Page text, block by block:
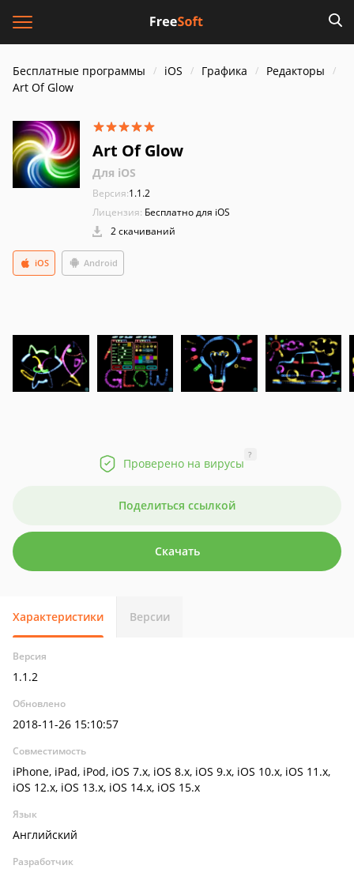
Бесплатные программы iOS Графика
Редакторы
Art Of Glow
Art Of Glow
Для iOS
Версия:1.1.2
Лицензия: Бесплатно для iOS
2 скачиваний
Android
iOS
Проверено на вирусы
?
Поделиться ссылкой
Скачать
Характеристики Версии
Версия
1.1.2
Обновлено
2018-11-26 15:10:57
Совместимость
iPhone, iPad, iPod, iOS 7.x, iOS 8.x, iOS 9.x, iOS 10.x, iOS 11.x,
iOS 12.x, iOS 13.x, iOS 14.x, iOS 15.x
Язык
Английский
Разработчик